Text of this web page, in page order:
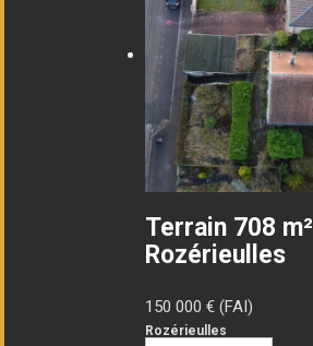
Terrain 708 m²
Rozérieulles
150 000 € (FAI)
Rozérieulles